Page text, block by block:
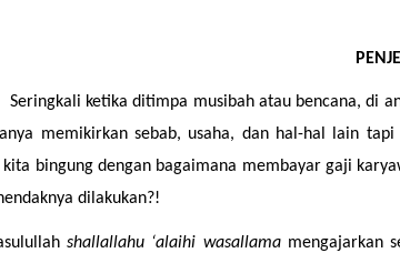
Seringkali ketika ditimpa musibah atau bencana, di
memikirkan sebab, usaha, dan hal-hal lain
kita bingung dengan bagaimana membayar gaji
dilakukan?!
shallallahu ‘alaihi wasallama mengajarkan